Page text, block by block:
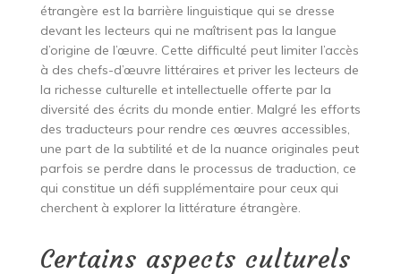
étrangère est la barrière linguistique qui se dresse
devant les lecteurs qui ne maîtrisent pas la langue
d’origine de l’œuvre. Cette difficulté peut limiter l’accès
à des chefs-d’œuvre littéraires et priver les lecteurs de
la richesse culturelle et intellectuelle offerte par la
diversité des écrits du monde entier. Malgré les efforts
des traducteurs pour rendre ces œuvres accessibles,
une part de la subtilité et de la nuance originales peut
parfois se perdre dans le processus de traduction, ce
qui constitue un défi supplémentaire pour ceux qui
cherchent à explorer la littérature étrangère.
Certains aspects culturels